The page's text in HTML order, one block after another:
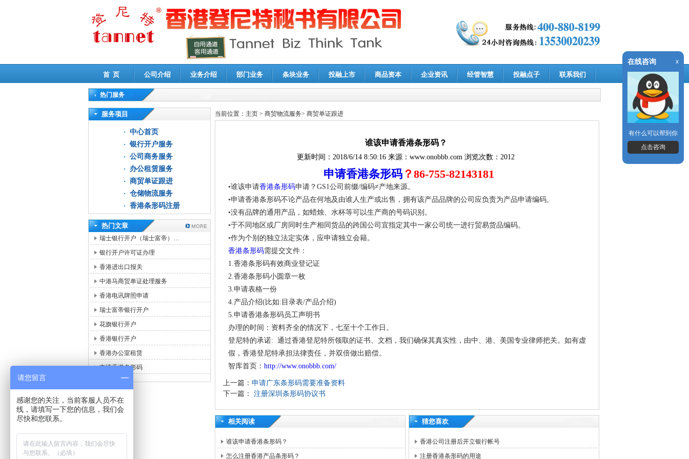
首 页 公司介绍 业务介绍 部门业务 条块业务 投融上市 商品资本 企业资讯 经管智慧 投融点子 联系我们
热门服务
高新技术企业认定审计|企业所得税汇算清缴申报鉴证
服务项目
中心首页
银行开户服务
公司商务服务
办公租赁服务
商贸单证跟进
仓储物流服务
香港条形码注册
热门文章
瑞士银行开户（瑞士富帝）…
银行开户许可证办理
香港进出口报关
中港马商贸单证处理服务
香港电讯牌照申请
瑞士富帝银行开户
花旗银行开户
香港银行开户
香港办公室租赁
申请香港条形码
当前位置： 主页 > 商贸物流服务> 商贸单证跟进
谁该申请香港条形码？
更新时间： 2018/6/14 8:50:16 来源： www.onobbb.com 浏览次数：2012
申请香港条形码？86-755-82143181
•谁该申请香港条形码申请？GS1公司前缀/编码≠产地来源。
•申请香港条形码不论产品在何地及由谁人生产或出售，拥有该产品品牌的公司应负责为产品申请编码。
•没有品牌的通用产品，如蜡烛、水杯等可以生产商的号码识别。
•于不同地区或厂房同时生产相同货品的跨国公司宜指定其中一家公司统一进行贸易货品编码。
•作为个别的独立法定实体，应申请独立会籍。
香港条形码需提交文件：
1.香港条形码有效商业登记证
2.香港条形码小圆章一枚
3.申请表格一份
4.产品介绍(比如:目录表/产品介绍)
5.申请香港条形码员工声明书
办理的时间：资料齐全的情况下，七至十个工作日。
登尼特的承诺: 通过香港登尼特所领取的证书、文档，我们确保其真实性，由中、港、美国专业律师把关。如有虚
假，香港登尼特承担法律责任，并双倍做出赔偿。
智库首页： http://www.onobbb.com/
上一篇： 申请广东条形码需要准备资料
下一篇：
​ 注册深圳条形码协议书
相关阅读
谁该申请香港条形码？
怎么注册香港产品条形码？
猜您喜欢
香港公司注册后开立银行帐号
注册香港条形码的用途
在线咨询 x
有什么可以帮到你
点击咨询
请您留言
感谢您的关注，当前客服人员不在
线，请填写一下您的信息，我们会
尽快和您联系。